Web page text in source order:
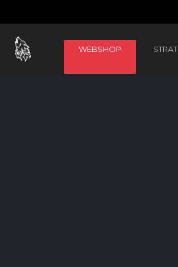
WEBSHOP